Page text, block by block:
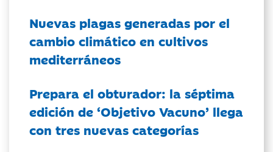
Nuevas plagas generadas por el
cambio climático en cultivos
mediterráneos
Prepara el obturador: la séptima
edición de ‘Objetivo Vacuno’ llega
con tres nuevas categorías